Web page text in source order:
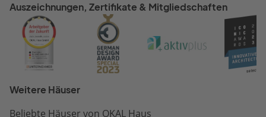
Auszeichnungen, Zertifikate & Mitgliedschaften
Weitere Häuser
Beliebte Häuser von OKAL Haus